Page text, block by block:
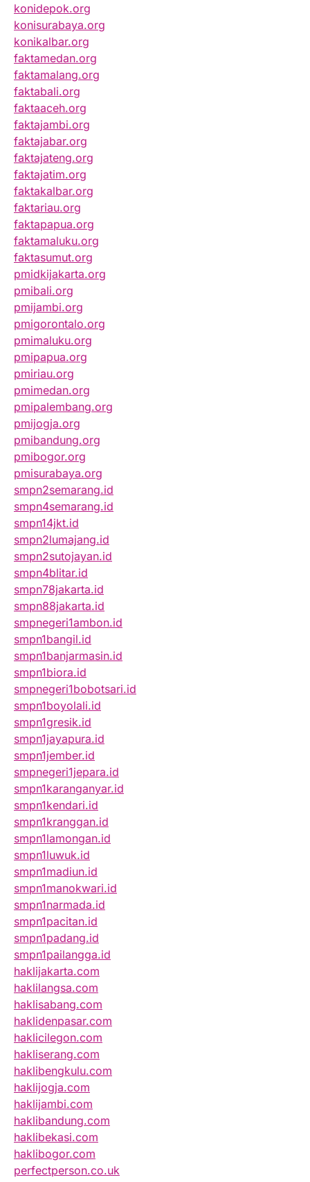
konidepok.org
konisurabaya.org
konikalbar.org
faktamedan.org
faktamalang.org
faktabali.org
faktaaceh.org
faktajambi.org
faktajabar.org
faktajateng.org
faktajatim.org
faktakalbar.org
faktariau.org
faktapapua.org
faktamaluku.org
faktasumut.org
pmidkijakarta.org
pmibali.org
pmijambi.org
pmigorontalo.org
pmimaluku.org
pmipapua.org
pmiriau.org
pmimedan.org
pmipalembang.org
pmijogja.org
pmibandung.org
pmibogor.org
pmisurabaya.org
smpn2semarang.id
smpn4semarang.id
smpn14jkt.id
smpn2lumajang.id
smpn2sutojayan.id
smpn4blitar.id
smpn78jakarta.id
smpn88jakarta.id
smpnegeri1ambon.id
smpn1bangil.id
smpn1banjarmasin.id
smpn1biora.id
smpnegeri1bobotsari.id
smpn1boyolali.id
smpn1gresik.id
smpn1jayapura.id
smpn1jember.id
smpnegeri1jepara.id
smpn1karanganyar.id
smpn1kendari.id
smpn1kranggan.id
smpn1lamongan.id
smpn1luwuk.id
smpn1madiun.id
smpn1manokwari.id
smpn1narmada.id
smpn1pacitan.id
smpn1padang.id
smpn1pailangga.id
haklijakarta.com
haklilangsa.com
haklisabang.com
haklidenpasar.com
haklicilegon.com
hakliserang.com
haklibengkulu.com
haklijogja.com
haklijambi.com
haklibandung.com
haklibekasi.com
haklibogor.com
perfectperson.co.uk